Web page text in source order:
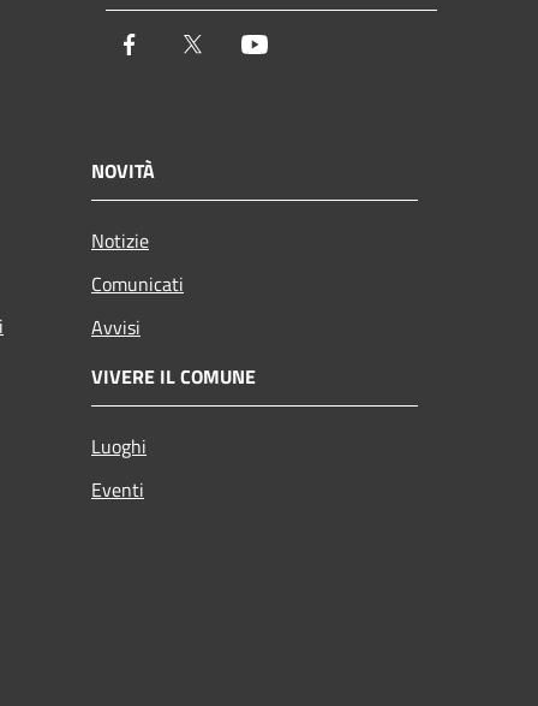
Facebook Twitter
NOVITÀ
Notizie
Comunicati
Avvisi
VIVERE IL COMUNE
Luoghi
Eventi